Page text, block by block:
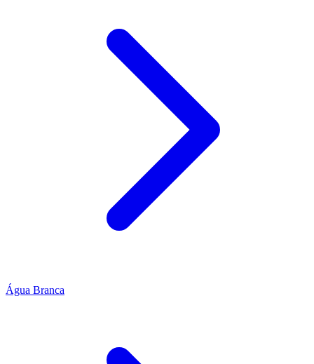
Água Branca